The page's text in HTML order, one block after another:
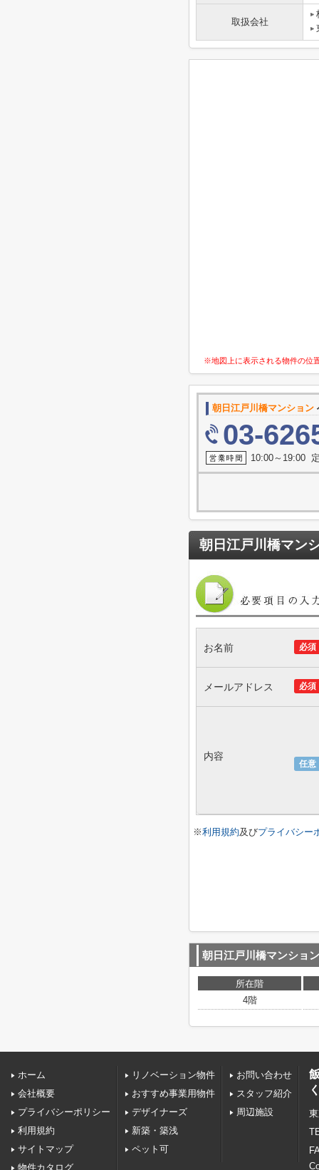
取扱会社
※地図上に表示される物件の位
朝日江戸川橋マンション
03-
10:00～19:00
朝日江戸川橋マン
必須
お名前
必須
メールアドレス
任意
内容
※利用規約及びプライバシー
朝日江戸川橋マンション
所在階
4階
ホーム
会社概要
プライバシーポリシー
利用規約
サイトマップ
物件カタログ
リノベーション物件
おすすめ事業用物件
デザイナーズ
新築・築浅
ペット可
お問い合わせ
スタッフ紹介
周辺施設